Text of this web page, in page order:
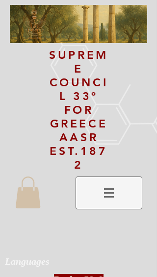
SUPREM
E
COUNCI
L 33º
FOR
GREECE
AASR
EST.187
2
Languages